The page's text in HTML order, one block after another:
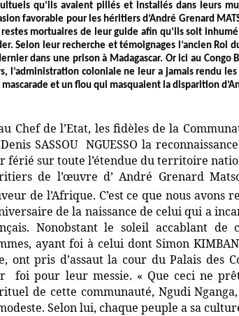
qu’ils avaient pillés et installés dans leurs
favorable pour les héritiers d’André Grenard
mortuaires de leur guide afin qu’ils soit
Selon leur recherche et témoignages l’ancien Roi
dans une prison à Madagascar. Or ici au Congo
l’administration coloniale ne leur a jamais rendu
et un flou qui masquaient la disparition
Chef de l’Etat, les fidèles de la
SASSOU NGUESSO la
férié sur toute l’étendue du territoire
de l’œuvre d’ André Grenard
de l’Afrique. C’est ce que nous
de la naissance de celui qui a
Nonobstant le soleil accablant de
ayant foi à celui dont Simon
ont pris d’assaut la cour du Palais des
foi pour leur messie. « Que ceci ne
de cette communauté, Ngudi
Selon lui, chaque peuple a sa